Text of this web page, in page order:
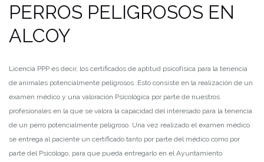
PERROS PELIGROSOS EN
ALCOY
Licencia PPP es decir, los certificados de aptitud psicofísica para la tenencia
de animales potencialmente peligrosos . Esto consiste en la realización de un
examen médico y una valoración Psicológica por parte de nuestros
profesionales en la que se valora la capacidad del interesado para la tenencia
de un perro potencialmente peligroso. Una vez realizado el examen médico
se entrega al paciente un certificado tanto por parte del médico como por
parte del Psicólogo, para que pueda entregarlo en el Ayuntamiento